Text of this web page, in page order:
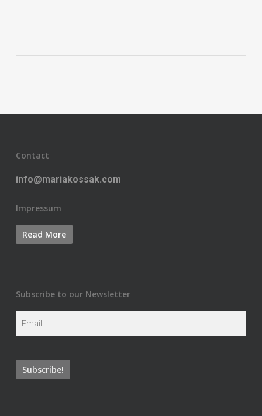
Contact
info@mariakossak.com
Impressum
Subscribe to our Newsletter